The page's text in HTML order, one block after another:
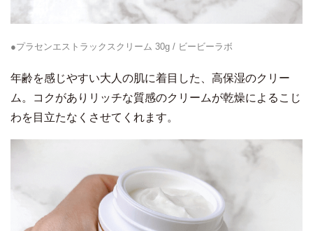
●プラセンエストラックスクリーム 30g / ビービーラボ
年齢を感じやすい大人の肌に着目した、高保湿のクリー
ム。コクがありリッチな質感のクリームが乾燥によるこじ
わを目立たなくさせてくれます。